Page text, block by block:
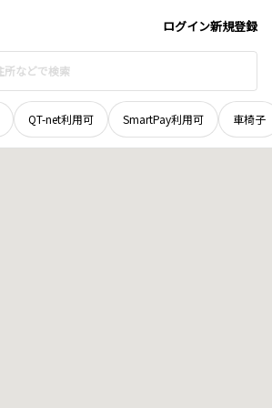
ログイン新規登録
QT-net利用可 SmartPay利用可 車椅子